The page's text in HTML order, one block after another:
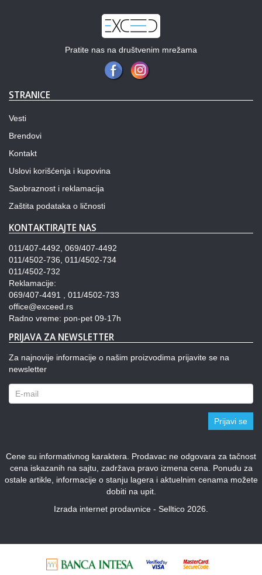
Pratite nas na društvenim mrežama
STRANICE
Vesti
Brendovi
Kontakt
Uslovi korišćenja i kupovina
Saobraznost i reklamacija
Zaštita podataka o ličnosti
KONTAKTIRAJTE NAS
011/407-4492, 069/407-4492
011/4502-736, 011/4502-734
011/4502-732
Reklamacije:
069/407-4491 , 011/4502-733
office@exceed.rs
Radno vreme: pon-pet 09-17h
PRIJAVA ZA NEWSLETTER
Za najnovije informacije o našim proizvodima prijavite se na
newsletter
Prijavi se
Cene su informativnog karaktera. Prodavac ne odgovara za tačnost
cena iskazanih na sajtu, zadržava pravo izmena cena. Ponudu za
ostale artikle, informacije o stanju lagera i aktuelnim cenama možete
dobiti na upit.
Izrada internet prodavnice - Selltico 2026.